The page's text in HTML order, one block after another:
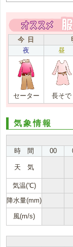
今 日
夜
昼
セーター 長そで
気象情報
時 間
00
天 気
気温(℃)
降水量(mm)
風(m/s)